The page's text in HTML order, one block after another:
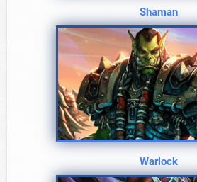
Shaman
Warlock